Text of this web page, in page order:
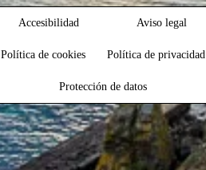
Accesibilidad Aviso legal
Política de cookies Política de privacidad
Protección de datos